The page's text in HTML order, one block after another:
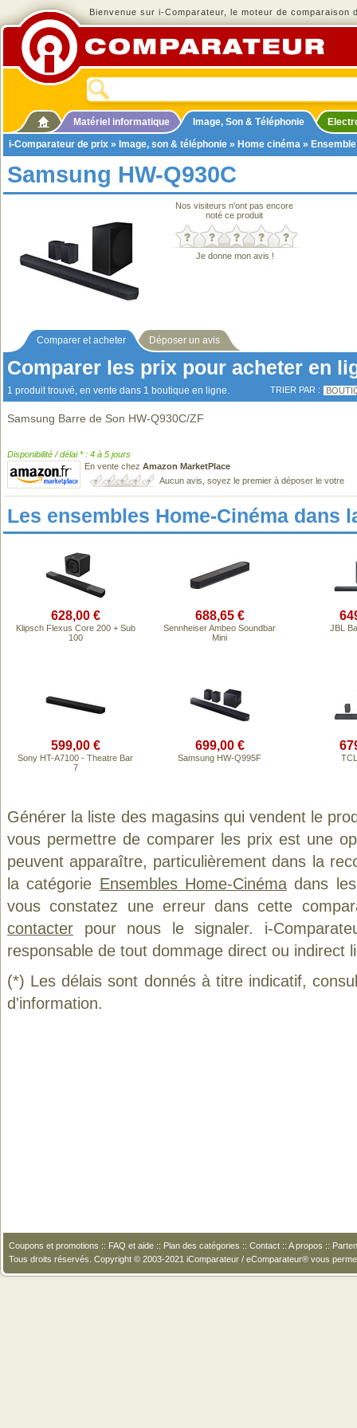
Bienvenue sur i-Comparateur, le moteur de comparaison
Matériel informatique Image, Son & Téléphonie
i-Comparateur de prix » Image, son & téléphonie » Home cinéma »
Samsung HW-Q930C
Nos visiteurs n'ont pas encore
noté ce produit
Je donne mon avis !
Comparer et acheter Déposer un avis
Comparer les prix pour acheter en
1 produit trouvé, en vente dans 1 boutique en ligne. TRIER PAR :
Samsung Barre de Son HW-Q930C/ZF
Disponibilité / délai * : 4 à 5 jours
En vente chez Amazon MarketPlace
Aucun avis, soyez le premier à déposer le votre
Les ensembles Home-Cinéma dans
628,00 €
Klipsch Flexus Core 200 + Sub
100
688,65 €
Sennheiser Ambeo Soundbar
Mini
JBL
599,00 €
Sony HT-A7100 - Theatre Bar
7
699,00 €
Samsung HW-Q995F
Générer la liste des magasins qui vendent le
vous permettre de comparer les prix est une
peuvent apparaître, particulièrement dans la
la catégorie Ensembles Home-Cinémadans les
vous constatez une erreur dans cette
contacter pour nous le signaler. i-
responsable de tout dommage direct ou indirect
(*) Les délais sont donnés à titre indicatif,
d'information.
Coupons et promotions :: FAQ et aide :: Plan des catégories :: Contact :: A propos ::
Tous droits réservés. Copyright © 2003-2021 iComparateur / eComparateur® vous